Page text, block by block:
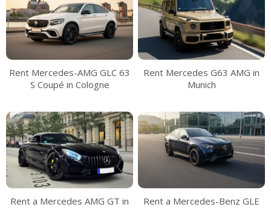
Rent Mercedes-AMG GLC 63
S Coupé in Cologne
Rent Mercedes G63 AMG in
Munich
Rent a Mercedes AMG GT in
Rent a Mercedes-Benz GLE